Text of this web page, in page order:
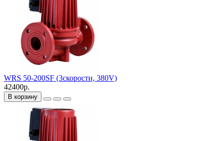
WRS 50-200SF (3скорости, 380V)
42400р.
В корзину